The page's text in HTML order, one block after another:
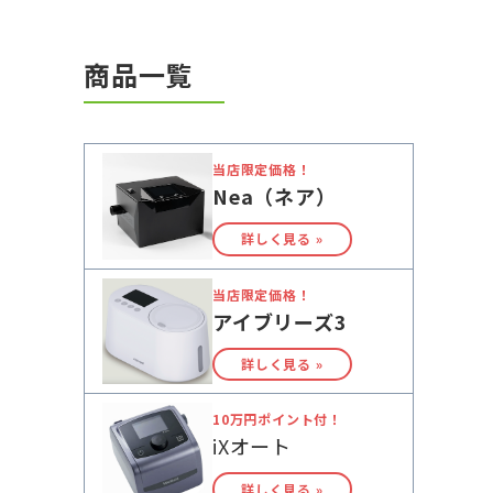
商品一覧
当店限定価格！
Nea（ネア）
詳しく見る »
当店限定価格！
アイブリーズ3
詳しく見る »
10万円ポイント付！
iXオート
詳しく見る »